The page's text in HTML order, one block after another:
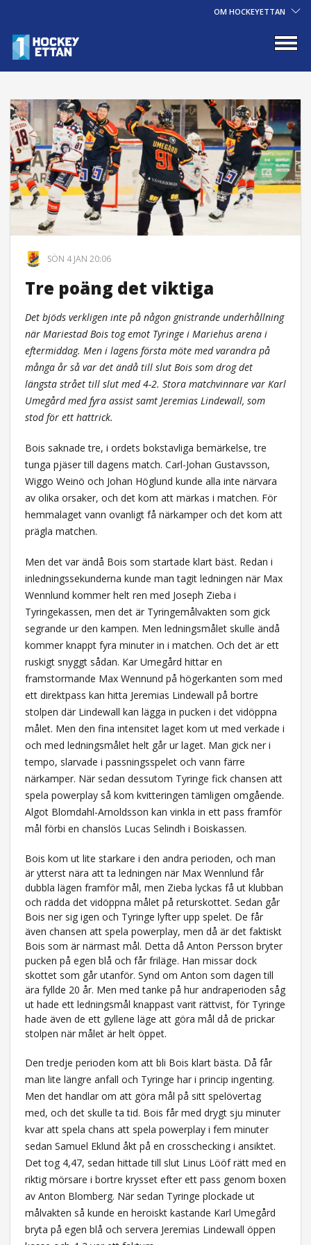
OM HOCKEYETTAN
SÖN 4 JAN 20:06
Tre poäng det viktiga
Det bjöds verkligen inte på någon gnistrande underhållning
när Mariestad Bois tog emot Tyringe i Mariehus arena i
eftermiddag. Men i lagens första möte med varandra på
många år så var det ändå till slut Bois som drog det
längsta strået till slut med 4-2. Stora matchvinnare var Karl
Umegård med fyra assist samt Jeremias Lindewall, som
stod för ett hattrick.
Bois saknade tre, i ordets bokstavliga bemärkelse, tre
tunga pjäser till dagens match. Carl-Johan Gustavsson,
Wiggo Weinö och Johan Höglund kunde alla inte närvara
av olika orsaker, och det kom att märkas i matchen. För
hemmalaget vann ovanligt få närkamper och det kom att
prägla matchen.
Men det var ändå Bois som startade klart bäst. Redan i
inledningssekunderna kunde man tagit ledningen när Max
Wennlund kommer helt ren med Joseph Zieba i
Tyringekassen, men det är Tyringemålvakten som gick
segrande ur den kampen. Men ledningsmålet skulle ändå
kommer knappt fyra minuter in i matchen. Och det är ett
ruskigt snyggt sådan. Kar Umegård hittar en
framstormande Max Wennund på högerkanten som med
ett direktpass kan hitta Jeremias Lindewall på bortre
stolpen där Lindewall kan lägga in pucken i det vidöppna
målet. Men den fina intensitet laget kom ut med verkade i
och med ledningsmålet helt går ur laget. Man gick ner i
tempo, slarvade i passningsspelet och vann färre
närkamper. När sedan dessutom Tyringe fick chansen att
spela powerplay så kom kvitteringen tämligen omgående.
Algot Blomdahl-Arnoldsson kan vinkla in ett pass framför
mål förbi en chanslös Lucas Selindh i Boiskassen.
Bois kom ut lite starkare i den andra perioden, och man
är ytterst nära att ta ledningen när Max Wennlund får
dubbla lägen framför mål, men Zieba lyckas få ut klubban
och rädda det vidöppna målet på returskottet. Sedan går
Bois ner sig igen och Tyringe lyfter upp spelet. De får
även chansen att spela powerplay, men då är det faktiskt
Bois som är närmast mål. Detta då Anton Persson bryter
pucken på egen blå och får friläge. Han missar dock
skottet som går utanför. Synd om Anton som dagen till
ära fyllde 20 år. Men med tanke på hur andraperioden såg
ut hade ett ledningsmål knappast varit rättvist, för Tyringe
hade även de ett gyllene läge att göra mål då de prickar
stolpen när målet är helt öppet.
Den tredje perioden kom att bli Bois klart bästa. Då får
man lite längre anfall och Tyringe har i princip ingenting.
Men det handlar om att göra mål på sitt spelövertag
med, och det skulle ta tid. Bois får med drygt sju minuter
kvar att spela chans att spela powerplay i fem minuter
sedan Samuel Eklund åkt på en crosschecking i ansiktet.
Det tog 4,47, sedan hittade till slut Linus Lööf rätt med en
riktig mörsare i bortre krysset efter ett pass genom boxen
av Anton Blomberg. När sedan Tyringe plockade ut
målvakten så kunde en heroiskt kastande Karl Umegård
bryta på egen blå och servera Jeremias Lindewall öppen